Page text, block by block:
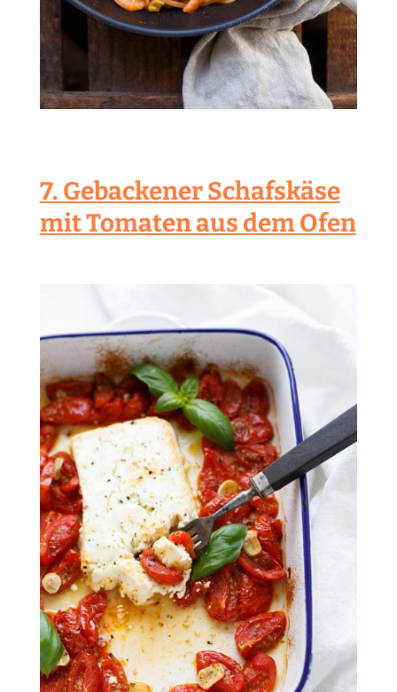
7. Gebackener Schafskäse
mit Tomaten aus dem Ofen